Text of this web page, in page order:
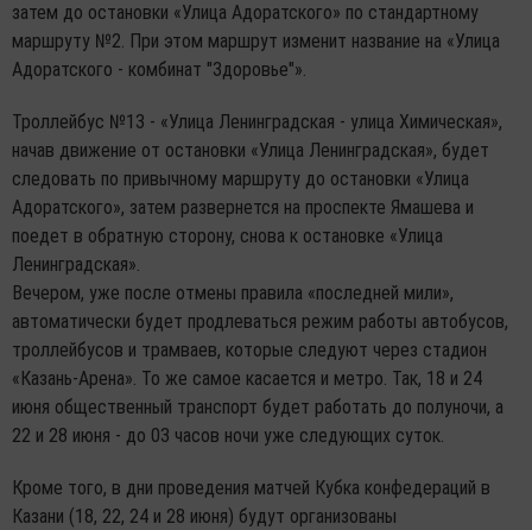
затем до остановки «Улица Адоратского» по стандартному
маршруту №2. При этом маршрут изменит название на «Улица
Адоратского - комбинат "Здоровье"».
Троллейбус №13 - «Улица Ленинградская - улица Химическая»,
начав движение от остановки «Улица Ленинградская», будет
следовать по привычному маршруту до остановки «Улица
Адоратского», затем развернется на проспекте Ямашева и
поедет в обратную сторону, снова к остановке «Улица
Ленинградская».
Вечером, уже после отмены правила «последней мили»,
автоматически будет продлеваться режим работы автобусов,
троллейбусов и трамваев, которые следуют через стадион
«Казань-Арена». То же самое касается и метро. Так, 18 и 24
июня общественный транспорт будет работать до полуночи, а
22 и 28 июня - до 03 часов ночи уже следующих суток.
Кроме того, в дни проведения матчей Кубка конфедераций в
Казани (18, 22, 24 и 28 июня) будут организованы